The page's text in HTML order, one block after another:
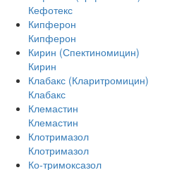
Кефотекс
Кипферон
Кипферон
Кирин (Спектиномицин)
Кирин
Клабакс (Кларитромицин)
Клабакс
Клемастин
Клемастин
Клотримазол
Клотримазол
Ко-тримоксазол